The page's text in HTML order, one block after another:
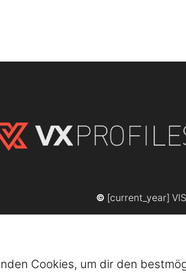
© [current_year]
Cookies, um dir den